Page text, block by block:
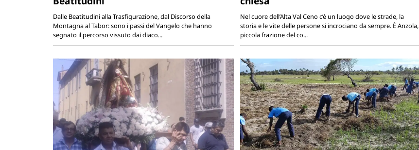
Dalle Beatitudini alla Trasfigurazione, dal Discorso della
Montagna al Tabor: sono i passi del Vangelo che hanno
segnato il percorso vissuto dai diaco...
Nel cuore dell’Alta Val Ceno c’è un luogo dove le strade, la
storia e le vite delle persone si incrociano da sempre. È Anzola,
piccola frazione del co...